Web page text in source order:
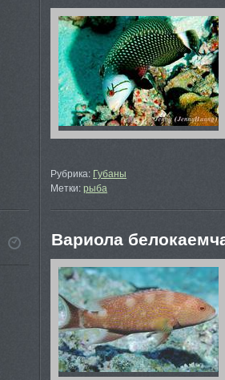
Рубрика: Губаны
Метки:рыба
Вариола